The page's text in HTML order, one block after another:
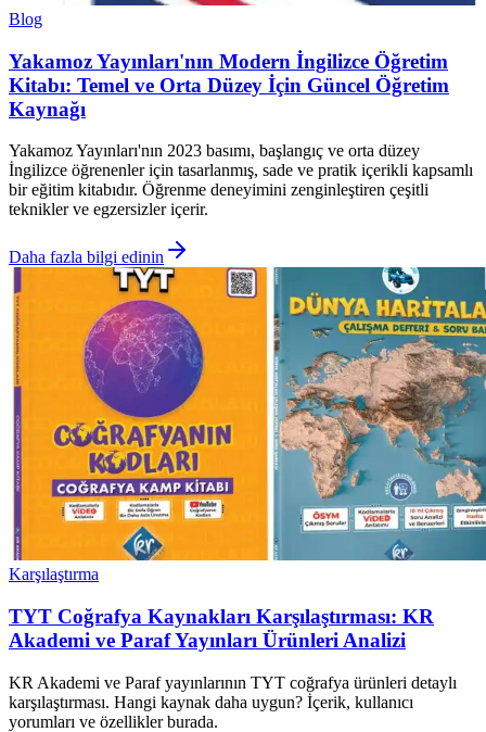
Blog
Yakamoz Yayınları'nın Modern İngilizce Öğretim
Kitabı: Temel ve Orta Düzey İçin Güncel Öğretim
Kaynağı
Yakamoz Yayınları'nın 2023 basımı, başlangıç ve orta düzey
İngilizce öğrenenler için tasarlanmış, sade ve pratik içerikli kapsamlı
bir eğitim kitabıdır. Öğrenme deneyimini zenginleştiren çeşitli
teknikler ve egzersizler içerir.
Daha fazla bilgi edinin
Karşılaştırma
TYT Coğrafya Kaynakları Karşılaştırması: KR
Akademi ve Paraf Yayınları Ürünleri Analizi
KR Akademi ve Paraf yayınlarının TYT coğrafya ürünleri detaylı
karşılaştırması. Hangi kaynak daha uygun? İçerik, kullanıcı
yorumları ve özellikler burada.